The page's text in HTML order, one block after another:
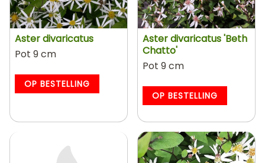
Aster divaricatus
Pot 9 cm
OP BESTELLING
Aster divaricatus 'Beth
Chatto'
Pot 9 cm
OP BESTELLING